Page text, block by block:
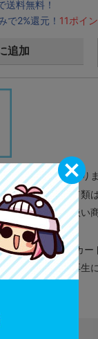
料無料！
で2%還元！ 11ポイ
追加
ンプル画像になりま
のタグ、コード類
無い限り取り扱い
外となります。
どのメモリーカー
に関しまして再生